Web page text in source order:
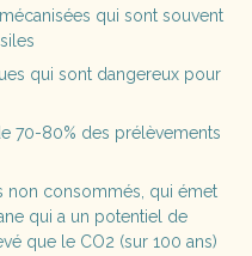
qui sont souvent
qui sont dangereux pour
70-80% des prélèvements
non consommés, qui émet
qui a un potentiel de
que le CO2 (sur 100 ans)